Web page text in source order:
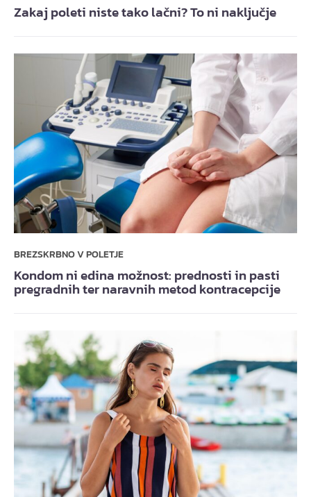
Zakaj poleti niste tako lačni? To ni naključje
BREZSKRBNO V POLETJE
Kondom ni edina možnost: prednosti in pasti
pregradnih ter naravnih metod kontracepcije